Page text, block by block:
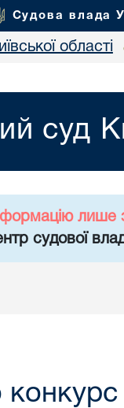
Судова влада
області
суд
лише
судової